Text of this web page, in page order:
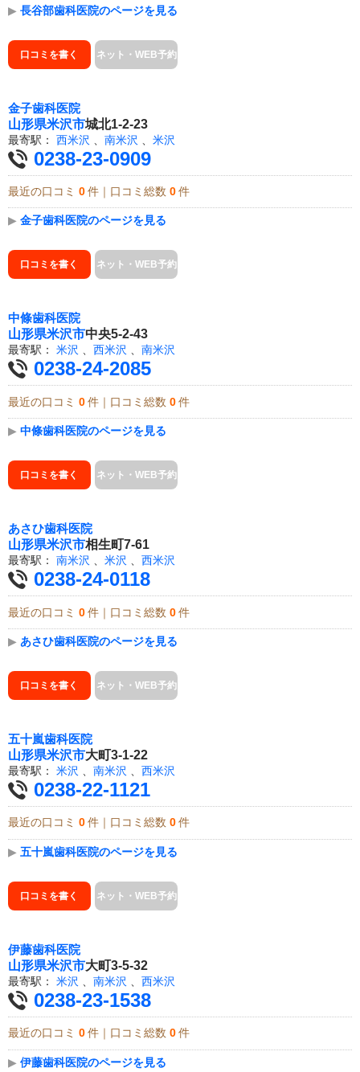
▶ 長谷部歯科医院のページを見る
口コミを書く ネット・WEB予約
金子歯科医院
山形県米沢市城北1-2-23
最寄駅： 西米沢 南米沢 米沢
0238-23-0909
最近の口コミ 0 件｜口コミ総数 0 件
▶ 金子歯科医院のページを見る
口コミを書く ネット・WEB予約
中條歯科医院
山形県米沢市中央5-2-43
最寄駅： 米沢 、 西米沢 、 南米沢
0238-24-2085
最近の口コミ 0 件｜口コミ総数 0 件
▶ 中條歯科医院のページを見る
口コミを書く ネット・WEB予約
あさひ歯科医院
山形県米沢市相生町7-61
最寄駅： 南米沢 、 米沢 、 西米沢
0238-24-0118
最近の口コミ 0 件｜口コミ総数 0 件
▶ あさひ歯科医院のページを見る
口コミを書く ネット・WEB予約
五十嵐歯科医院
山形県米沢市大町3-1-22
最寄駅： 米沢 南米沢 西米沢
0238-22-1121
最近の口コミ 0 件｜口コミ総数 0 件
▶ 五十嵐歯科医院のページを見る
口コミを書く ネット・WEB予約
伊藤歯科医院
山形県米沢市大町3-5-32
最寄駅： 米沢 南米沢 西米沢
0238-23-1538
最近の口コミ 0 件｜口コミ総数 0 件
▶ 伊藤歯科医院のページを見る